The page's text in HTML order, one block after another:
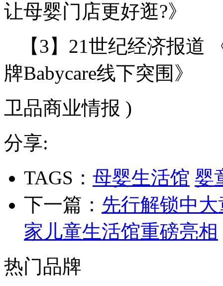
让母婴门店更好逛?》
【3】21世纪经济报道
牌Babycare线下突围》
卫品商业情报 )
分享:
TAGS： 母婴生活馆 婴
下一篇： 先行解锁中
家儿童生活馆重磅亮相
热门品牌